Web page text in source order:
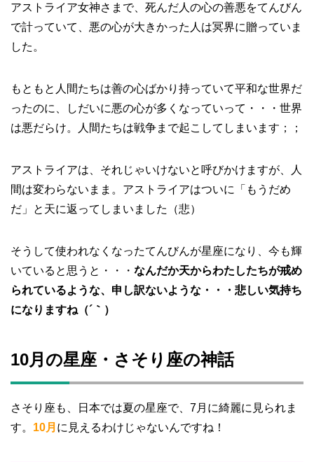
アストライア女神さまで、死んだ人の心の善悪をてんびん
で計っていて、悪の心が大きかった人は冥界に贈っていま
した。
もともと人間たちは善の心ばかり持っていて平和な世界だ
ったのに、しだいに悪の心が多くなっていって・・・世界
は悪だらけ。人間たちは戦争まで起こしてしまいます；；
アストライアは、それじゃいけないと呼びかけますが、人
間は変わらないまま。アストライアはついに「もうだめ
だ」と天に返ってしまいました（悲）
そうして使われなくなったてんびんが星座になり、今も輝
いていると思うと・・・ なんだか天からわたしたちが戒め
られているような、申し訳ないような・・・悲しい気持ち
になりますね（´｀）
10月の星座・さそり座の神話
さそり座も、日本では夏の星座で、7月に綺麗に見られま
す。 10月 に見えるわけじゃないんですね！